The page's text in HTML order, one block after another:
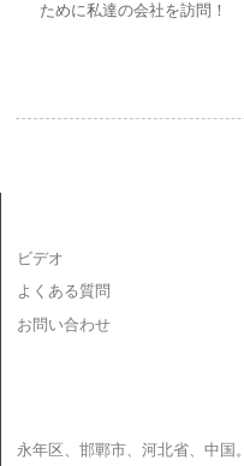
ために私達の会社を訪問！
ビデオ
よくある質問
お問い合わせ
永年区、邯鄲市、河北省、中国。